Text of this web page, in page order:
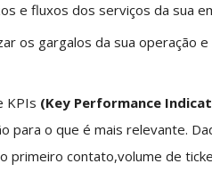
e fluxos dos serviços da sua
os gargalos da sua operação
KPIs (Key Performance
para o que é mais relevante.
primeiro contato,volume de